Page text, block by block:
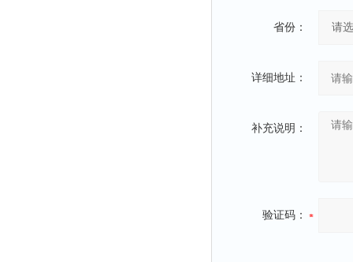
省份：
详细地址：
补充说明：
验证码：